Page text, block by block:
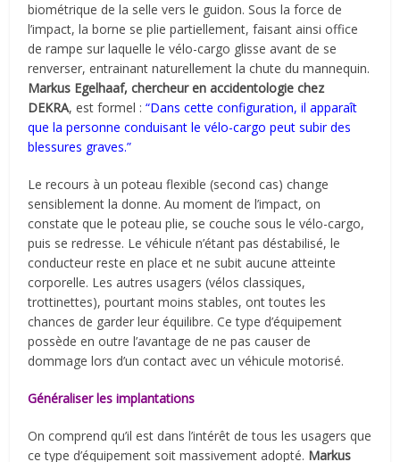
biométrique de la selle vers le guidon. Sous la force de
l’impact, la borne se plie partiellement, faisant ainsi office
de rampe sur laquelle le vélo-cargo glisse avant de se
renverser, entrainant naturellement la chute du mannequin.
Markus Egelhaaf, chercheur en accidentologie chez
DEKRA, est formel :“Dans cette configuration, il apparaît
que la personne conduisant le vélo-cargo peut subir des
blessures graves.”
Le recours à un poteau flexible (second cas) change
sensiblement la donne. Au moment de l’impact, on
constate que le poteau plie, se couche sous le vélo-cargo,
puis se redresse. Le véhicule n’étant pas déstabilisé, le
conducteur reste en place et ne subit aucune atteinte
corporelle. Les autres usagers (vélos classiques,
trottinettes), pourtant moins stables, ont toutes les
chances de garder leur équilibre. Ce type d’équipement
possède en outre l’avantage de ne pas causer de
dommage lors d’un contact avec un véhicule motorisé.
Généraliser les implantations
On comprend qu’il est dans l’intérêt de tous les usagers que
ce type d’équipement soit massivement adopté. Markus